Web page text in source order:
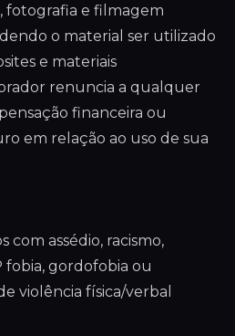
fotografia e filmagem
o material ser utilizado
e materiais
renuncia a qualquer
financeira ou
em relação ao uso de sua
assédio, racismo,
fobia, gordofobia ou
violência física/verbal